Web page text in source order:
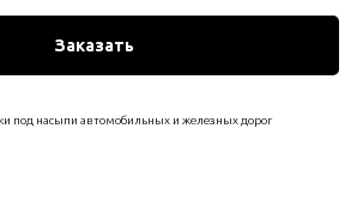
Заказать
под насыпи автомобильных и железных дорог